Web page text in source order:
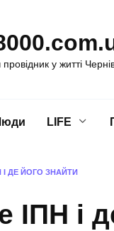
у житті
LIFE
І ДЕ ЙОГО ЗНАЙТИ
ІПН і